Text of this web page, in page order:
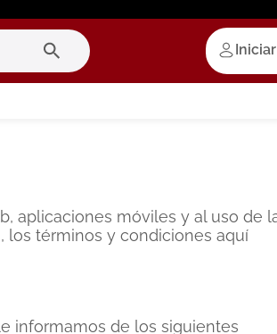
aplicaciones móviles y al uso de
los términos y condiciones aquí
informamos de los siguientes